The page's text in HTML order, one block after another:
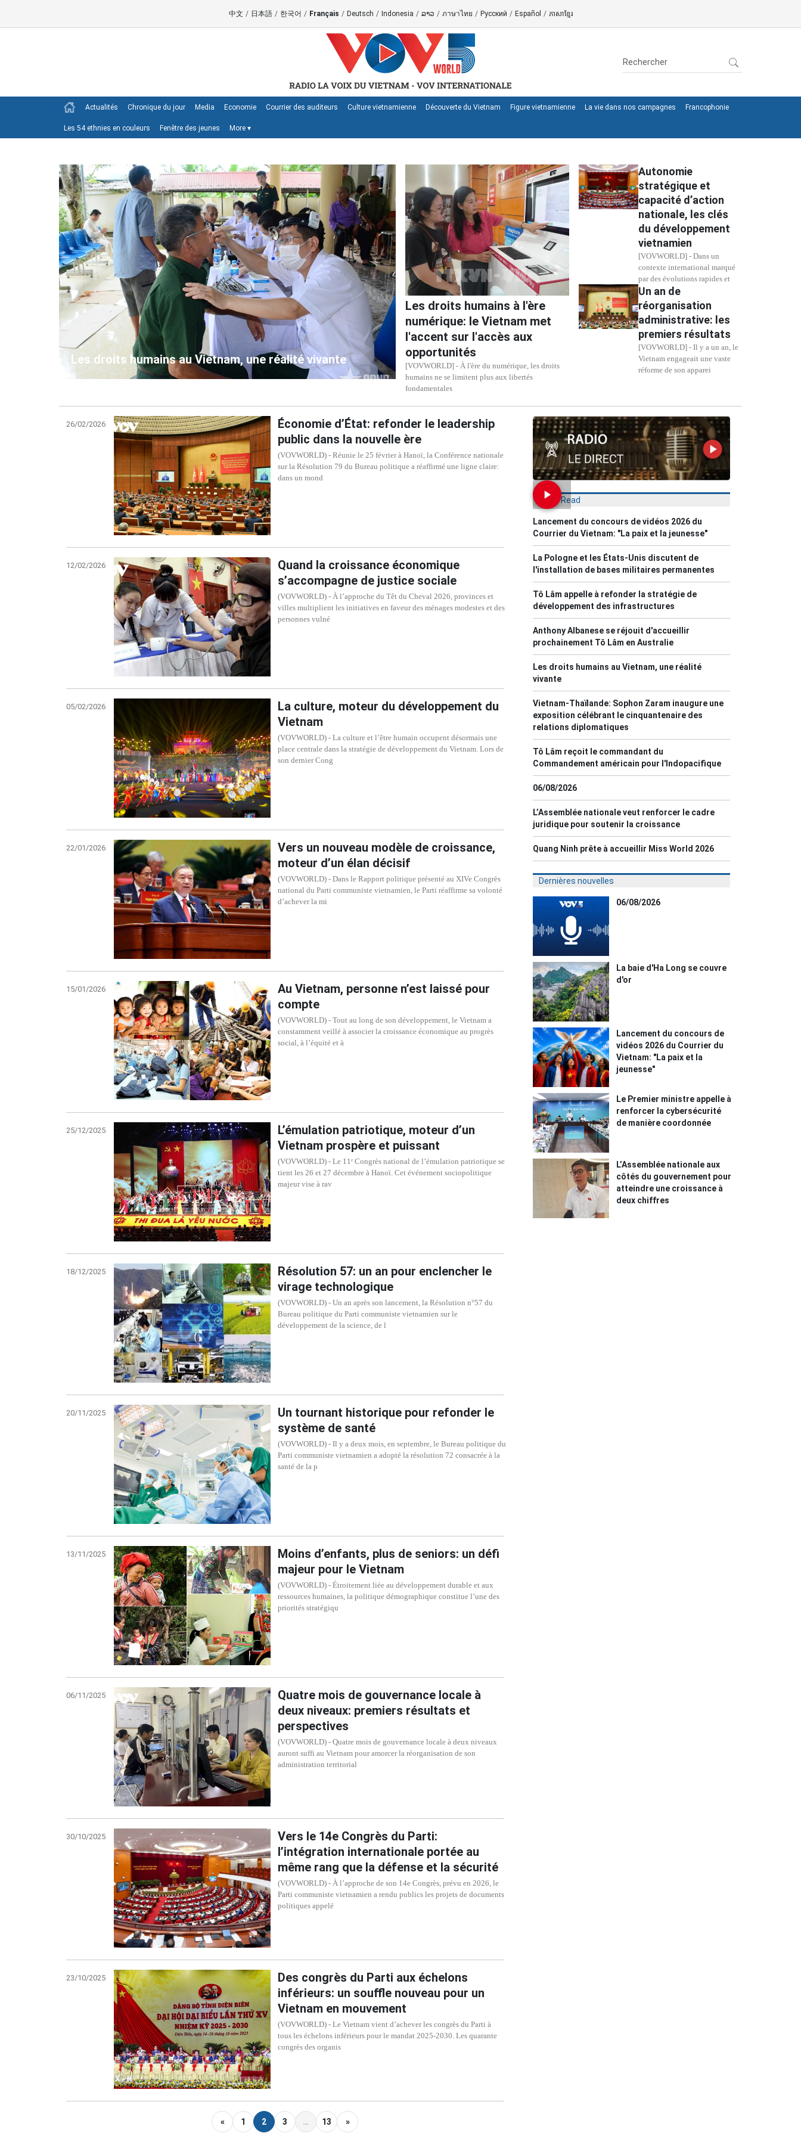
中文 / 日本語 / 한국어 / Français / Deutsch / Indonesia / ລາວ / ภาษาไทย / Русский / Español / ភាសាខ្មែរ
Actualités Chronique du jour Media Economie Courrier des auditeurs Culture vietnamienne Découverte du Vietnam Figure vietnamienne La vie dans nos campagnes Francophonie
Les 54 ethnies en couleurs Fenêtre des jeunes More ▾
Les droits humains au Vietnam, une réalité vivante
Les droits humains à l'ère
numérique: le Vietnam met
l'accent sur l'accès aux
opportunités
[VOVWORLD] - À l'ère du numérique, les droits
humains ne se limitent plus aux libertés
fondamentales
Autonomie
stratégique et
capacité d’action
nationale, les clés
du développement
vietnamien
[VOVWORLD] - Dans un
contexte international marqué
par des évolutions rapides et
Un an de
réorganisation
administrative: les
premiers résultats
[VOVWORLD] - Il y a un an, le
Vietnam engageait une vaste
réforme de son apparei
26/02/2026
Économie d’État: refonder le leadership
public dans la nouvelle ère
(VOVWORLD) - Réunie le 25 février à Hanoï, la Conférence nationale
sur la Résolution 79 du Bureau politique a réaffirmé une ligne claire:
dans un mond
12/02/2026
Quand la croissance économique
s’accompagne de justice sociale
(VOVWORLD) - À l’approche du Têt du Cheval 2026, provinces et
villes multiplient les initiatives en faveur des ménages modestes et des
personnes vulné
05/02/2026
La culture, moteur du développement du
Vietnam
(VOVWORLD) - La culture et l’être humain occupent désormais une
place centrale dans la stratégie de développement du Vietnam. Lors de
son dernier Cong
22/01/2026
Vers un nouveau modèle de croissance,
moteur d’un élan décisif
(VOVWORLD) - Dans le Rapport politique présenté au XIVe Congrès
national du Parti communiste vietnamien, le Parti réaffirme sa volonté
d’achever la mi
15/01/2026
Au Vietnam, personne n’est laissé pour
compte
(VOVWORLD) - Tout au long de son développement, le Vietnam a
constamment veillé à associer la croissance économique au progrès
social, à l’équité et à
25/12/2025
L’émulation patriotique, moteur d’un
Vietnam prospère et puissant
(VOVWORLD) - Le 11ᵉ Congrès national de l’émulation patriotique se
tient les 26 et 27 décembre à Hanoï. Cet événement sociopolitique
majeur vise à rav
18/12/2025
Résolution 57: un an pour enclencher le
virage technologique
(VOVWORLD) - Un an après son lancement, la Résolution n°57 du
Bureau politique du Parti communiste vietnamien sur le
développement de la science, de l
20/11/2025
Un tournant historique pour refonder le
système de santé
(VOVWORLD) - Il y a deux mois, en septembre, le Bureau politique du
Parti communiste vietnamien a adopté la résolution 72 consacrée à la
santé de la p
13/11/2025
Moins d’enfants, plus de seniors: un défi
majeur pour le Vietnam
(VOVWORLD) - Étroitement liée au développement durable et aux
ressources humaines, la politique démographique constitue l’une des
priorités stratégiqu
06/11/2025
Quatre mois de gouvernance locale à
deux niveaux: premiers résultats et
perspectives
(VOVWORLD) - Quatre mois de gouvernance locale à deux niveaux
auront suffi au Vietnam pour amorcer la réorganisation de son
administration territorial
30/10/2025
Vers le 14e Congrès du Parti:
l’intégration internationale portée au
même rang que la défense et la sécurité
(VOVWORLD) - À l’approche de son 14e Congrès, prévu en 2026, le
Parti communiste vietnamien a rendu publics les projets de documents
politiques appelé
23/10/2025
Des congrès du Parti aux échelons
inférieurs: un souffle nouveau pour un
Vietnam en mouvement
(VOVWORLD) - Le Vietnam vient d’achever les congrès du Parti à
tous les échelons inférieurs pour le mandat 2025-2030. Les quarante
congrès des organis
« 1 2 3 … 13 »
Most Read
Lancement du concours de vidéos 2026 du
Courrier du Vietnam: "La paix et la jeunesse"
La Pologne et les États-Unis discutent de
l'installation de bases militaires permanentes
Tô Lâm appelle à refonder la stratégie de
développement des infrastructures
Anthony Albanese se réjouit d'accueillir
prochainement Tô Lâm en Australie
Les droits humains au Vietnam, une réalité
vivante
Vietnam-Thaïlande: Sophon Zaram inaugure une
exposition célébrant le cinquantenaire des
relations diplomatiques
Tô Lâm reçoit le commandant du
Commandement américain pour l'Indopacifique
06/08/2026
L’Assemblée nationale veut renforcer le cadre
juridique pour soutenir la croissance
Quang Ninh prête à accueillir Miss World 2026
Dernières nouvelles
06/08/2026
La baie d'Ha Long se couvre
d'or
Lancement du concours de
vidéos 2026 du Courrier du
Vietnam: "La paix et la
jeunesse"
Le Premier ministre appelle à
renforcer la cybersécurité
de manière coordonnée
L’Assemblée nationale aux
côtés du gouvernement pour
atteindre une croissance à
deux chiffres